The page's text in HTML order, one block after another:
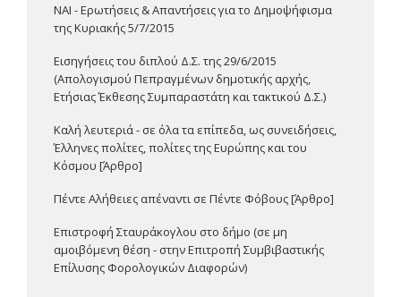
ΝΑΙ - Ερωτήσεις & Απαντήσεις για το Δημοψήφισμα
της Κυριακής 5/7/2015
Εισηγήσεις του διπλού Δ.Σ. της 29/6/2015
(Απολογισμού Πεπραγμένων δημοτικής αρχής,
Ετήσιας Έκθεσης Συμπαραστάτη και τακτικού Δ.Σ.)
Καλή λευτεριά - σε όλα τα επίπεδα, ως συνειδήσεις,
Έλληνες πολίτες, πολίτες της Ευρώπης και του
Κόσμου [Άρθρο]
Πέντε Αλήθειες απέναντι σε Πέντε Φόβους [Άρθρο]
Επιστροφή Σταυράκογλου στο δήμο (σε μη
αμοιβόμενη θέση - στην Επιτροπή Συμβιβαστικής
Επίλυσης Φορολογικών Διαφορών)